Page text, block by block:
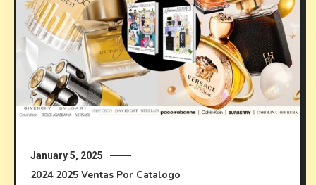
January 5, 2025
2024 2025 Ventas Por Catalogo